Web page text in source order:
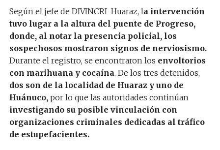
Según el jefe de DIVINCRI Huaraz, la intervención
tuvo lugar a la altura del puente de Progreso,
donde, al notar la presencia policial, los
sospechosos mostraron signos de nerviosismo.
Durante el registro, se encontraron los envoltorios
con marihuana y cocaína. De los tres detenidos,
dos son de la localidad de Huaraz y uno de
Huánuco, por lo que las autoridades continúan
investigando su posible vinculación con
organizaciones criminales dedicadas al tráfico
de estupefacientes.